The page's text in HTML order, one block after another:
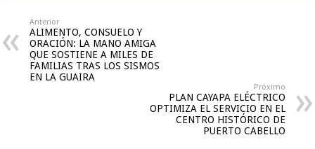
Anterior
ALIMENTO, CONSUELO Y
ORACIÓN: LA MANO AMIGA
QUE SOSTIENE A MILES DE
FAMILIAS TRAS LOS SISMOS
EN LA GUAIRA
Próximo
PLAN CAYAPA ELÉCTRICO
OPTIMIZA EL SERVICIO EN EL
CENTRO HISTÓRICO DE
PUERTO CABELLO